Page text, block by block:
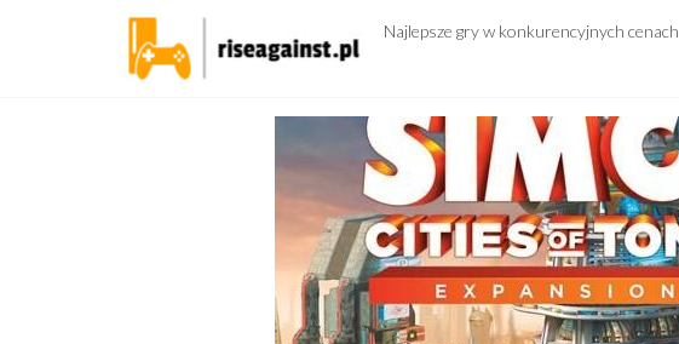
Najlepsze gry w konkurencyjnych cenach